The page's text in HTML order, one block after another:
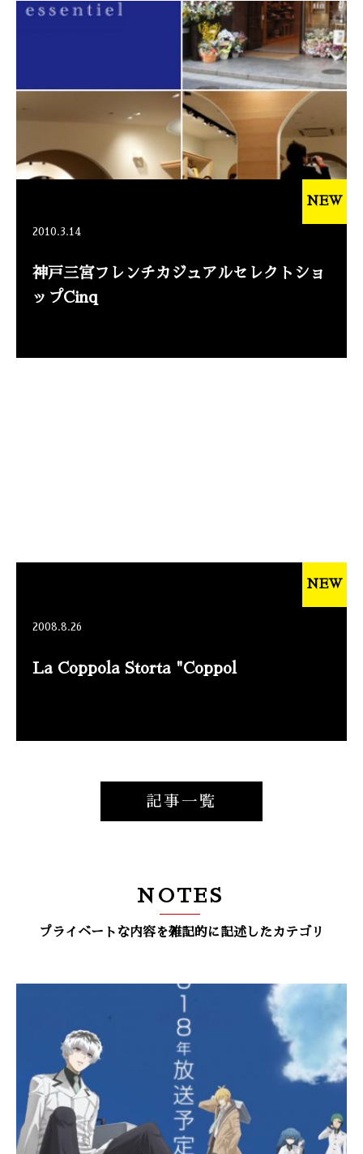
2010.3.14
神戸三宮フレンチカジュアルセレクトショ
ップCinq
NEW
2008.8.26
La Coppola Storta "Coppol
NEW
記事一覧
NOTES
プライベートな内容を雑記的に記述したカテゴリ